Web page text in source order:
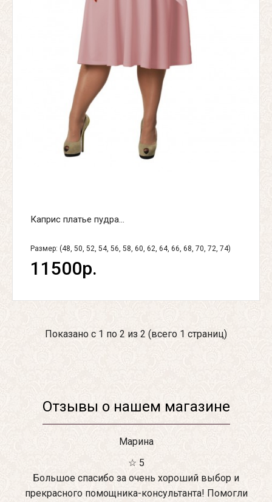
Каприс платье пудра...
Размер: (48, 50, 52, 54, 56, 58, 60, 62, 64, 66, 68, 70, 72, 74)
11500р.
Показано с 1 по 2 из 2 (всего 1 страниц)
Отзывы о нашем магазине
Марина
☆ 5
Большое спасибо за очень хороший выбор и
прекрасного помощника-консультанта! Помогли